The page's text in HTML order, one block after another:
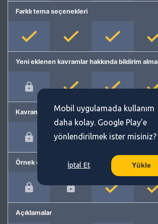
Farklı tema seçenekleri
Yeni eklenen kavramlar hakkında bildirim alma
Kavram önerme
Örnek cümleler
Açıklamalar
Mobil uygulamada kullanım
daha kolay. Google Play'e
yönlendirilmek ister misiniz?
İptal Et Yükle